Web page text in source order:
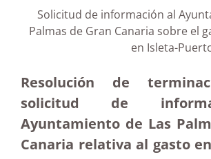
Solicitud de información al
Palmas de Gran Canaria sobre el
en Isleta-
Resolución de
solicitud de
Ayuntamiento de Las
Canaria relativa al gasto